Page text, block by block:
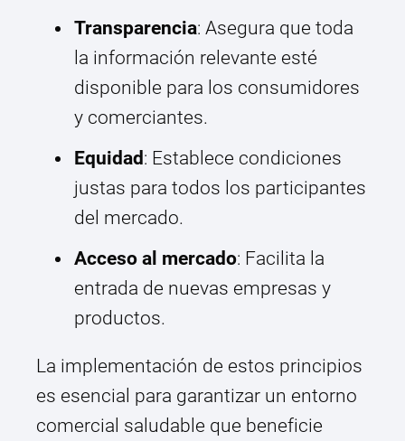
Transparencia: Asegura que toda
la información relevante esté
disponible para los consumidores
y comerciantes.
Equidad : Establece condiciones
justas para todos los participantes
del mercado.
Acceso al mercado: Facilita la
entrada de nuevas empresas y
productos.
La implementación de estos principios
es esencial para garantizar un entorno
comercial saludable que beneficie